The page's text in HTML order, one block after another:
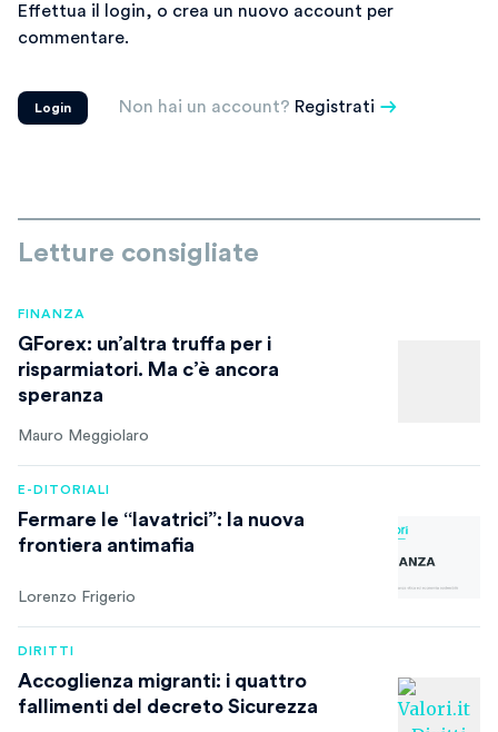
Effettua il login, o crea un nuovo account per
commentare.
Login Non hai un account? Registrati
Letture consigliate
FINANZA
GForex: un’altra truffa per i
risparmiatori. Ma c’è ancora
speranza
Mauro Meggiolaro
E-DITORIALI
Fermare le “lavatrici”: la nuova
frontiera antimafia
Lorenzo Frigerio
DIRITTI
Accoglienza migranti: i quattro
fallimenti del decreto Sicurezza